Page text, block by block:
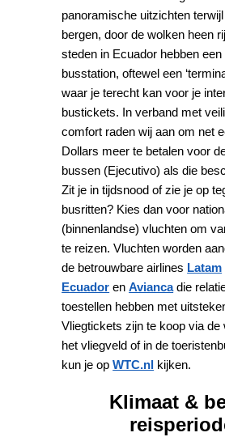
panoramische uitzichten
bergen, door de wolken heen
steden in Ecuador hebben
busstation, oftewel een
waar je terecht kan voor je
bustickets. In verband met
comfort raden wij aan om net
Dollars meer te betalen voor
bussen (Ejecutivo) als die
Zit je in tijdsnood of zie je op
busritten? Kies dan voor
(binnenlandse) vluchten om
te reizen. Vluchten worden
de betrouwbare airlines Latam
Ecuador enAviancadie
toestellen hebben met
Vliegtickets zijn te koop via de
het vliegveld of in de
kun je opWTC.nl kijken.
Klimaat &